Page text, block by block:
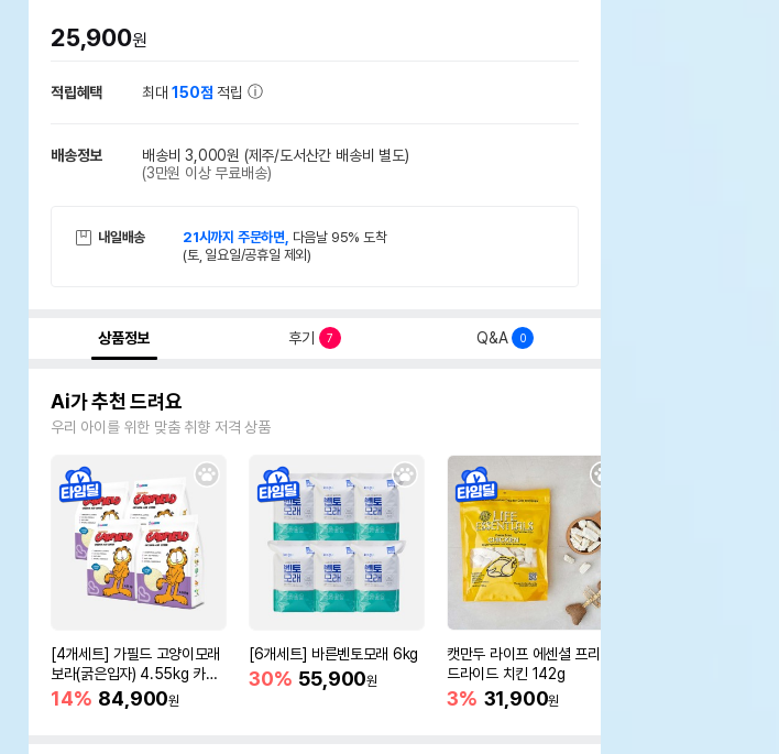
25,900원
적립혜택 최대150점 적립
배송정보 배송비 3,000원 (제주/도서산간 배송비 별도)
(3만원 이상 무료배송)
내일배송 21시까지 주문하면, 다음날 95% 도착
(토, 일요일/공휴일 제외)
상품정보 후기 7 Q&A 0
Ai가 추천 드려요
우리 아이를 위한 맞춤 취향 저격 상품
[4개세트] 가필드 고양이모래
보라(굵은입자) 4.55kg 카사
바모래
14% 84,900원
[6개세트] 바른벤토모래 6kg
30% 55,900원
캣만두 라이프 에센셜 프리즈
드라이드 치킨 142g
3% 31,900원